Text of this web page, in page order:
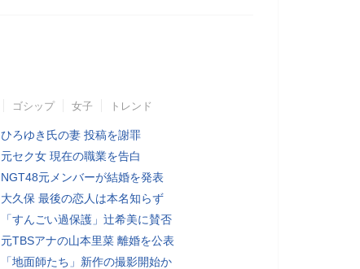
ゴシップ 女子 トレンド
ひろゆき氏の妻 投稿を謝罪
元セク女 現在の職業を告白
NGT48元メンバーが結婚を発表
大久保 最後の恋人は本名知らず
「すんごい過保護」辻希美に賛否
元TBSアナの山本里菜 離婚を公表
「地面師たち」新作の撮影開始か